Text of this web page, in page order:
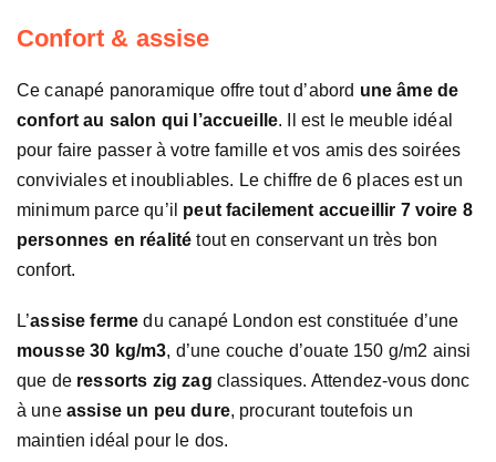
Confort & assise
Ce canapé panoramique offre tout d’abord une âme de
confort au salon qui l’accueille. Il est le meuble idéal
pour faire passer à votre famille et vos amis des soirées
conviviales et inoubliables. Le chiffre de 6 places est un
minimum parce qu’il peut facilement accueillir 7 voire 8
personnes en réalité tout en conservant un très bon
confort.
L’assise ferme du canapé London est constituée d’une
mousse 30 kg/m3, d’une couche d’ouate 150 g/m2 ainsi
que de ressorts zig zag classiques. Attendez-vous donc
à une assise un peu dure, procurant toutefois un
maintien idéal pour le dos.